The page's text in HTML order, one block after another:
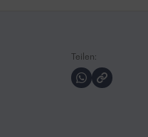
Teilen: